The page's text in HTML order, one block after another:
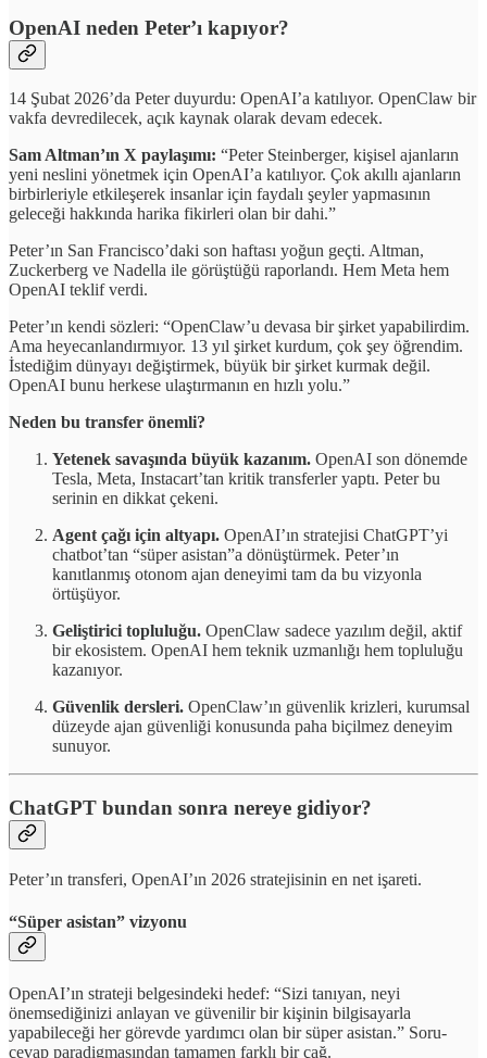
OpenAI neden Peter’ı kapıyor?
14 Şubat 2026’da Peter duyurdu: OpenAI’a katılıyor. OpenClaw bir
vakfa devredilecek, açık kaynak olarak devam edecek.
Sam Altman’ın X paylaşımı: “Peter Steinberger, kişisel ajanların
yeni neslini yönetmek için OpenAI’a katılıyor. Çok akıllı ajanların
birbirleriyle etkileşerek insanlar için faydalı şeyler yapmasının
geleceği hakkında harika fikirleri olan bir dahi.”
Peter’ın San Francisco’daki son haftası yoğun geçti. Altman,
Zuckerberg ve Nadella ile görüştüğü raporlandı. Hem Meta hem
OpenAI teklif verdi.
Peter’ın kendi sözleri: “OpenClaw’u devasa bir şirket yapabilirdim.
Ama heyecanlandırmıyor. 13 yıl şirket kurdum, çok şey öğrendim.
İstediğim dünyayı değiştirmek, büyük bir şirket kurmak değil.
OpenAI bunu herkese ulaştırmanın en hızlı yolu.”
Neden bu transfer önemli?
Yetenek savaşında büyük kazanım. OpenAI son dönemde
Tesla, Meta, Instacart’tan kritik transferler yaptı. Peter bu
serinin en dikkat çekeni.
Agent çağı için altyapı. OpenAI’ın stratejisi ChatGPT’yi
chatbot’tan “süper asistan”a dönüştürmek. Peter’ın
kanıtlanmış otonom ajan deneyimi tam da bu vizyonla
örtüşüyor.
Geliştirici topluluğu. OpenClaw sadece yazılım değil, aktif
bir ekosistem. OpenAI hem teknik uzmanlığı hem topluluğu
kazanıyor.
Güvenlik dersleri. OpenClaw’ın güvenlik krizleri, kurumsal
düzeyde ajan güvenliği konusunda paha biçilmez deneyim
sunuyor.
ChatGPT bundan sonra nereye gidiyor?
Peter’ın transferi, OpenAI’ın 2026 stratejisinin en net işareti.
“Süper asistan” vizyonu
OpenAI’ın strateji belgesindeki hedef: “Sizi tanıyan, neyi
önemsediğinizi anlayan ve güvenilir bir kişinin bilgisayarla
yapabileceği her görevde yardımcı olan bir süper asistan.” Soru-
cevap paradigmasından tamamen farklı bir çağ.